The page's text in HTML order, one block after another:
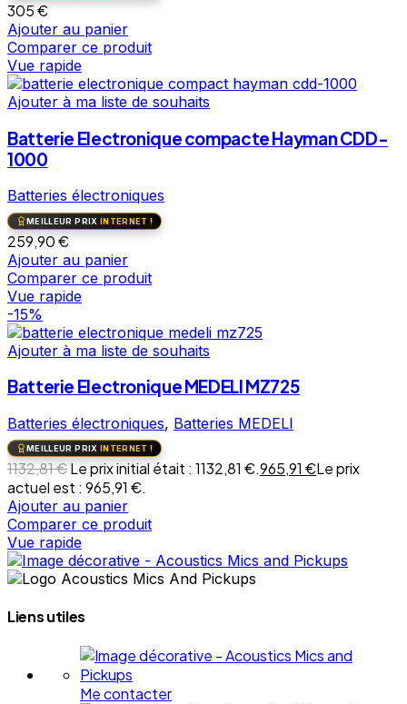
305€
Ajouter au panier
Comparer ce produit
Vue rapide
Ajouter à ma liste de souhaits
Batterie Electronique compacte Hayman CDD-
1000
Batteries électroniques
MEILLEUR PRIX INTERNET !
259,90€
Ajouter au panier
Comparer ce produit
Vue rapide
-15%
Ajouter à ma liste de souhaits
Batterie Electronique MEDELI MZ725
Batteries électroniques, Batteries MEDELI
MEILLEUR PRIX INTERNET !
1132,81€Le prix initial était : 1132,81 €.965,91 €Le prix
actuel est : 965,91 €.
Ajouter au panier
Comparer ce produit
Vue rapide
Liens utiles
Me contacter